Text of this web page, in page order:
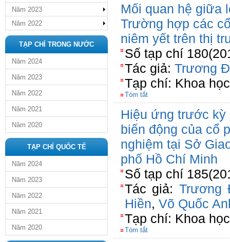
Năm 2023
Năm 2022
TẠP CHÍ TRONG NƯỚC
Năm 2024
Năm 2023
Năm 2022
Năm 2021
Năm 2020
TẠP CHÍ QUỐC TẾ
Năm 2024
Năm 2023
Năm 2022
Năm 2021
Năm 2020
Mối quan hệ giữa
Trường hợp các
niêm yết trên thị
Số tạp chí
Tác giả: Trương
Tạp chí: Khoa
Tóm tắt
Hiệu ứng trước kỳ
biến động của cổ
nghiệm tại Sở
phố Hồ Chí Minh
Số tạp chí
Tác giả: Trương
Hiền, Võ Quốc
Tạp chí: Khoa
Tóm tắt